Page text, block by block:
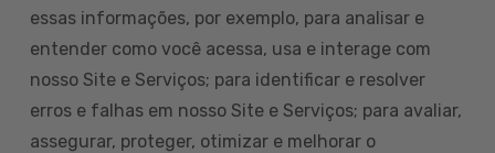
essas informações, por exemplo, para analisar e
entender como você acessa, usa e interage com
nosso Site e Serviços; para identificar e resolver
erros e falhas em nosso Site e Serviços; para avaliar,
assegurar, proteger, otimizar e melhorar o